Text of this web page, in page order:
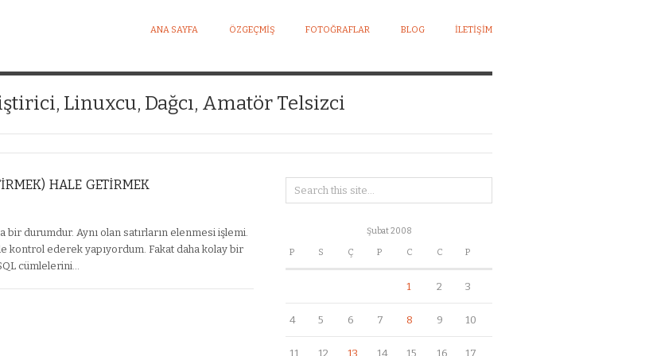
WEB SITESI
ANA SAYFA ÖZGEÇMIŞ FOTOĞRAFLAR BLOG İLETIŞIM
Linuxcu, Dağcı, Amatör Telsizci
HALE GETIRMEK
durumdur. Aynı olan satırların elenmesi işlemi.
kontrol ederek yapıyordum. Fakat daha kolay bir
cümlelerini…
Şubat 2008
P S Ç P C C P
1 2 3
4 5 6 7 8 9 10
11 12 13 14 15 16 17